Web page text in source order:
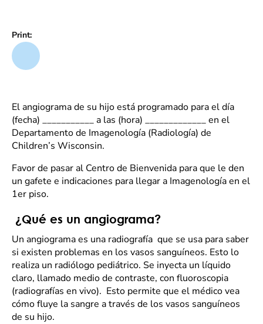
Print:
El angiograma de su hijo está programado para el día
(fecha) ___________ a las (hora) _____________ en el
Departamento de Imagenología (Radiología) de
Children’s Wisconsin.
Favor de pasar al Centro de Bienvenida para que le den
un gafete e indicaciones para llegar a Imagenología en el
1er piso.
¿Qué es un angiograma?
Un angiograma es una radiografía que se usa para saber
si existen problemas en los vasos sanguíneos. Esto lo
realiza un radiólogo pediátrico. Se inyecta un líquido
claro, llamado medio de contraste, con fluoroscopia
(radiografías en vivo). Esto permite que el médico vea
cómo fluye la sangre a través de los vasos sanguíneos
de su hijo.